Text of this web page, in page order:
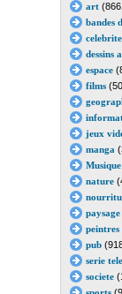
art
bandes
dessins
espace
films
jeux
manga
Musique
nature
paysage
peintres
pub
serie tele
societe